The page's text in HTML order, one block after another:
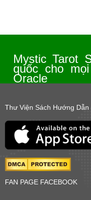
Mystic Tarot
quốc cho
Oracle
Thư Viện Sách Hướng Dẫn
FAN PAGE FACEBOOK